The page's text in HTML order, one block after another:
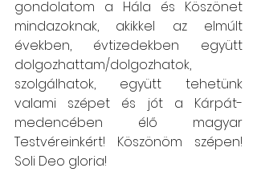
gondolatom a Hála és Köszönet
mindazoknak, akikkel az elmúlt
években, évtizedekben együtt
dolgozhattam/dolgozhatok,
szolgálhatok, együtt tehetünk
valami szépet és jót a Kárpát-
medencében élő magyar
Testvéreinkért! Köszönöm szépen!
Soli Deo gloria!